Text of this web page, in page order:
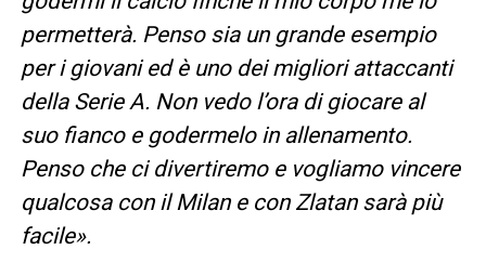
permetterà. Penso sia un grande esempio
per i giovani ed è uno dei migliori attaccanti
della Serie A. Non vedo l’ora di giocare al
suo fianco e godermelo in allenamento.
Penso che ci divertiremo e vogliamo vincere
qualcosa con il Milan e con Zlatan sarà più
facile».